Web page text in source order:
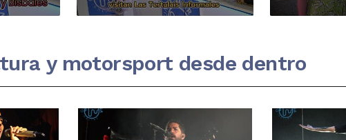
y motorsport desde dentro